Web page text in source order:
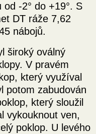
-2° do +19°. S
DT ráže 7,62
nábojů.
široký oválný
V pravém
který využíval
potom zabudován
který sloužil
vykouknout ven,
poklop. U levého